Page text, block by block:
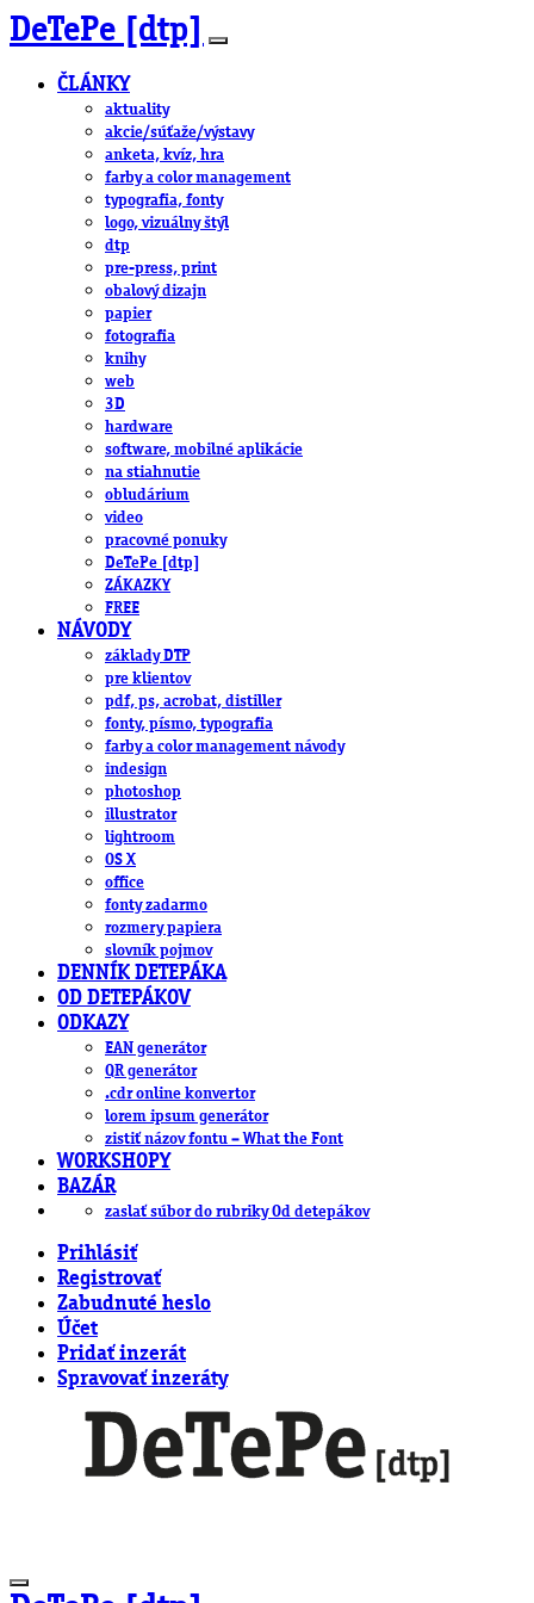
DeTePe [dtp]
ČLÁNKY
aktuality
akcie/súťaže/výstavy
anketa, kvíz, hra
farby a color management
typografia, fonty
logo, vizuálny štýl
dtp
pre-press, print
obalový dizajn
papier
fotografia
knihy
web
3D
hardware
software, mobilné aplikácie
na stiahnutie
obludárium
video
pracovné ponuky
DeTePe [dtp]
ZÁKAZKY
FREE
NÁVODY
základy DTP
pre klientov
pdf, ps, acrobat, distiller
fonty, písmo, typografia
farby a color management návody
indesign
photoshop
illustrator
lightroom
OS X
office
fonty zadarmo
rozmery papiera
slovník pojmov
DENNÍK DETEPÁKA
OD DETEPÁKOV
ODKAZY
EAN generátor
QR generátor
.cdr online konvertor
lorem ipsum generátor
zistiť názov fontu – What the Font
WORKSHOPY
BAZÁR
zaslať súbor do rubriky Od detepákov
Prihlásiť
Registrovať
Zabudnuté heslo
Účet
Pridať inzerát
Spravovať inzeráty